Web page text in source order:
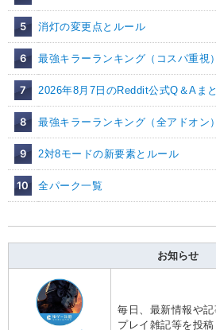
5 消灯の変更点とルール
6 最強キラーランキング（コスパ重視）
7 2026年8月7日のReddit公式Q＆Aま
8 最強キラーランキング（全アドオン）
9 2対8モードの新要素とルール
10 全パーク一覧
お知らせ
毎日、最新情報や記
プレイ雑記等を投稿